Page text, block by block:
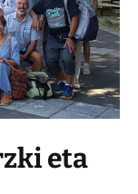
eta